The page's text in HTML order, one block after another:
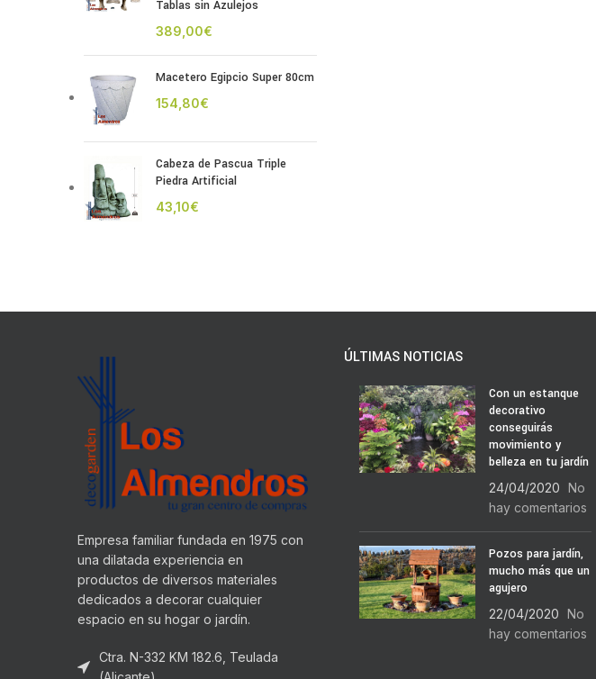
Tablas sin Azulejos
€
Macetero Egipcio Super 80cm
€
Cabeza de Pascua Triple
Piedra Artificial
€
Empresa familiar fundada en 1975 con
una dilatada experiencia en
productos de diversos materiales
dedicados a decorar cualquier
espacio en su hogar o jardín.
Ctra. N-332 KM 182.6, Teulada
ÚLTIMAS NOTICIAS
Con un estanque
decorativo
conseguirás
movimiento y
belleza en tu jardín
24/04/2020 No
hay comentarios
Pozos para jardín,
mucho más que un
agujero
22/04/2020 No
hay comentarios